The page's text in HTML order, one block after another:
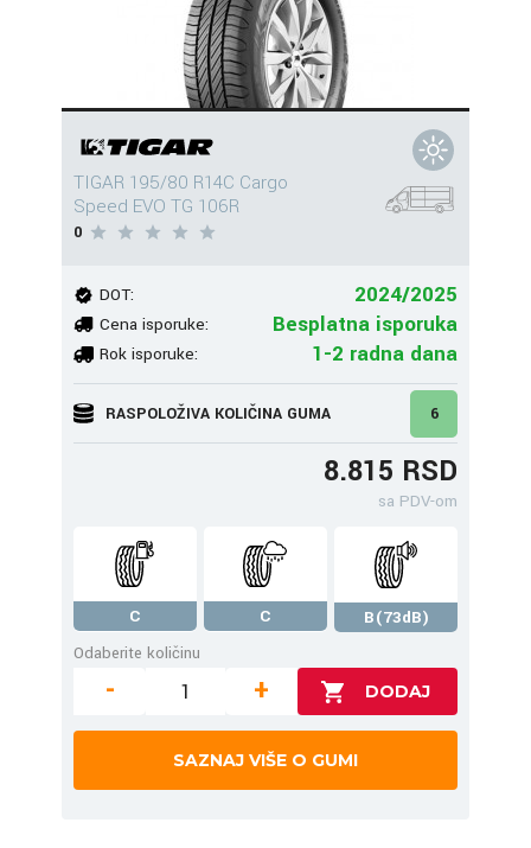
TIGAR 195/80 R14C Cargo
Speed EVO TG 106R
0
DOT: 2024/2025
Cena isporuke: Besplatna isporuka
Rok isporuke: 1-2 radna dana
RASPOLOŽIVA KOLIČINA GUMA 6
8.815 RSD
sa PDV-om
C C
B(73dB)
Odaberite količinu
- +
SAZNAJ VIŠE O GUMI